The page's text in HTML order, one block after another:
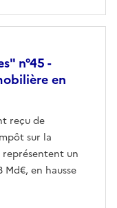
n°45 -
en
reçu de
sur la
un
en hausse